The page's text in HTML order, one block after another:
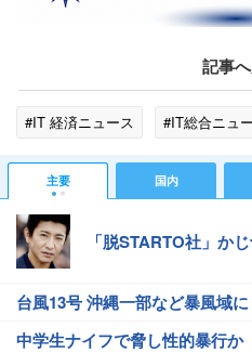
記事
#IT 経済ニュース #IT総合ニュ
主要 国内
「脱STARTO社」か
台風13号 沖縄一部など暴風域に
中学生ナイフで脅し性的暴行か